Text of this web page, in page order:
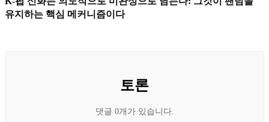
유지하는 핵심 메커니즘이다
토론
댓글 0개가 있습니다.